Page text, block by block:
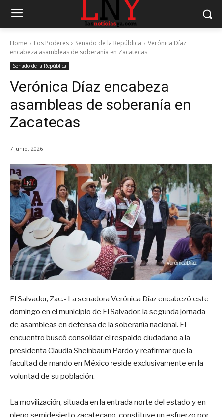
Home Los Poderes Senado de la República
Verónica Díaz
encabeza asambleas de soberanía en Zacatecas
Senado de la República
Verónica Díaz encabeza
asambleas de soberanía en
Zacatecas
7 junio, 2026
El Salvador, Zac.- La senadora Verónica Díaz encabezó este
domingo en el municipio de El Salvador, la segunda jornada
de asambleas en defensa de la soberanía nacional. El
encuentro buscó consolidar el respaldo ciudadano a la
presidenta Claudia Sheinbaum Pardo y reafirmar que la
facultad de mando en México reside exclusivamente en la
voluntad de su población.
La movilización, situada en la entrada norte del estado y en
pleno semidesierto zacatecano, constituye un esfuerzo por